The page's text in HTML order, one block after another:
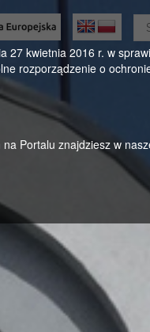
27 kwietnia 2016 r. w
rozporządzenie o
Portalu znajdziesz w
ul.